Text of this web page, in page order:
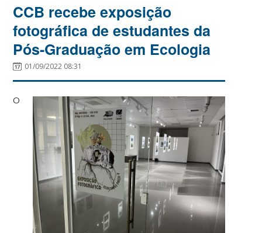
CCB recebe exposição
fotográfica de estudantes da
Pós-Graduação em Ecologia
01/09/2022 08:31
O